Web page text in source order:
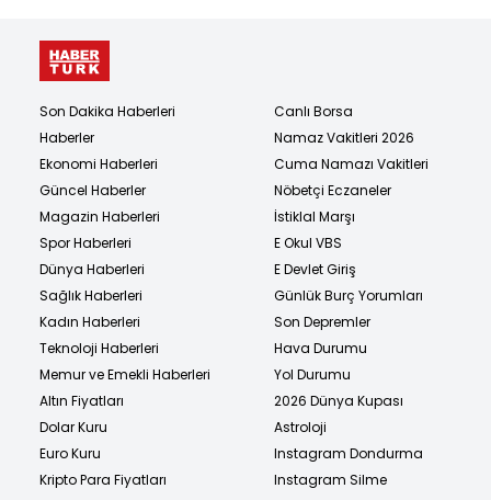
Son Dakika Haberleri
Haberler
Ekonomi Haberleri
Güncel Haberler
Magazin Haberleri
Spor Haberleri
Dünya Haberleri
Sağlık Haberleri
Kadın Haberleri
Teknoloji Haberleri
Memur ve Emekli Haberleri
Altın Fiyatları
Dolar Kuru
Euro Kuru
Kripto Para Fiyatları
Canlı Borsa
Namaz Vakitleri 2026
Cuma Namazı Vakitleri
Nöbetçi Eczaneler
İstiklal Marşı
E Okul VBS
E Devlet Giriş
Günlük Burç Yorumları
Son Depremler
Hava Durumu
Yol Durumu
2026 Dünya Kupası
Astroloji
Instagram Dondurma
Instagram Silme